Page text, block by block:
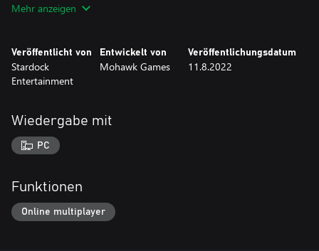
Ilana Kamat: Ilana ist eine brillante Wissenschaftlerin und war
nicht das Gleiche widerfährt, und überlässt ihr vorerst die Leitung
des Unternehmens, um für einen reibungslosen Ablauf zu sorgen.
genug, nicht zu fragen. Es ist ein Ruf, um den er nie gebeten hat
und den er für sich und die anderen Kolonisten, die zunächst als
Gefangene auf den Mars kamen, ändern will.
Mehr anzeigen
Veröffentlicht von
Stardock
Entertainment
Entwickelt von
Mohawk Games
Veröffentlichungsdatum
11.8.2022
Wiedergabe mit
PC
Funktionen
Online multiplayer